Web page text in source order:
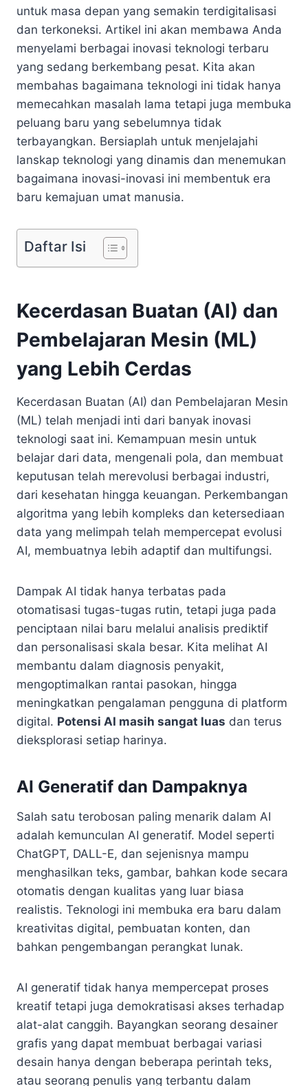
untuk masa depan yang semakin terdigitalisasi
dan terkoneksi. Artikel ini akan membawa Anda
menyelami berbagai inovasi teknologi terbaru
yang sedang berkembang pesat. Kita akan
membahas bagaimana teknologi ini tidak hanya
memecahkan masalah lama tetapi juga membuka
peluang baru yang sebelumnya tidak
terbayangkan. Bersiaplah untuk menjelajahi
lanskap teknologi yang dinamis dan menemukan
bagaimana inovasi-inovasi ini membentuk era
baru kemajuan umat manusia.
Daftar Isi
Kecerdasan Buatan (AI) dan
Pembelajaran Mesin (ML)
yang Lebih Cerdas
Kecerdasan Buatan (AI) dan Pembelajaran Mesin
(ML) telah menjadi inti dari banyak inovasi
teknologi saat ini. Kemampuan mesin untuk
belajar dari data, mengenali pola, dan membuat
keputusan telah merevolusi berbagai industri,
dari kesehatan hingga keuangan. Perkembangan
algoritma yang lebih kompleks dan ketersediaan
data yang melimpah telah mempercepat evolusi
AI, membuatnya lebih adaptif dan multifungsi.
Dampak AI tidak hanya terbatas pada
otomatisasi tugas-tugas rutin, tetapi juga pada
penciptaan nilai baru melalui analisis prediktif
dan personalisasi skala besar. Kita melihat AI
membantu dalam diagnosis penyakit,
mengoptimalkan rantai pasokan, hingga
meningkatkan pengalaman pengguna di platform
digital. Potensi AI masih sangat luas dan terus
dieksplorasi setiap harinya.
AI Generatif dan Dampaknya
Salah satu terobosan paling menarik dalam AI
adalah kemunculan AI generatif. Model seperti
ChatGPT, DALL-E, dan sejenisnya mampu
menghasilkan teks, gambar, bahkan kode secara
otomatis dengan kualitas yang luar biasa
realistis. Teknologi ini membuka era baru dalam
kreativitas digital, pembuatan konten, dan
bahkan pengembangan perangkat lunak.
AI generatif tidak hanya mempercepat proses
kreatif tetapi juga demokratisasi akses terhadap
alat-alat canggih. Bayangkan seorang desainer
grafis yang dapat membuat berbagai variasi
desain hanya dengan beberapa perintah teks,
atau seorang penulis yang terbantu dalam